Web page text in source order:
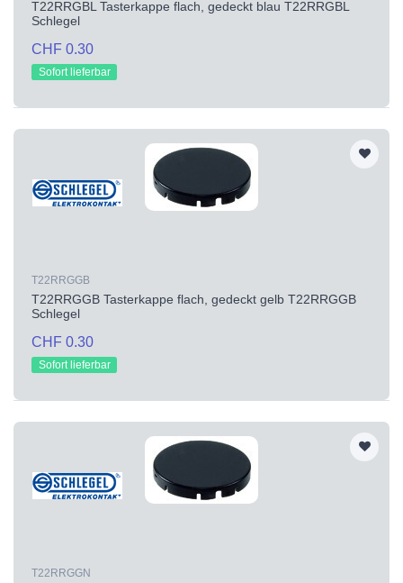
T22RRGBL Tasterkappe flach, gedeckt blau T22RRGBL
Schlegel
CHF 0.30
Sofort lieferbar
T22RRGGB
T22RRGGB Tasterkappe flach, gedeckt gelb T22RRGGB
Schlegel
CHF 0.30
Sofort lieferbar
T22RRGGN